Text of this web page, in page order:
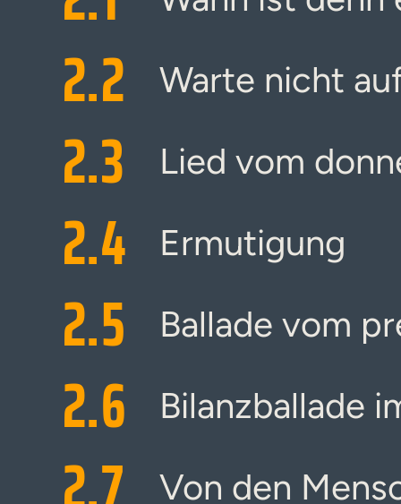
2.2 Warte nicht
2.3 Lied vom
2.4 Ermutigung
2.5 Ballade vom
2.6 Bilanzballade
Von den